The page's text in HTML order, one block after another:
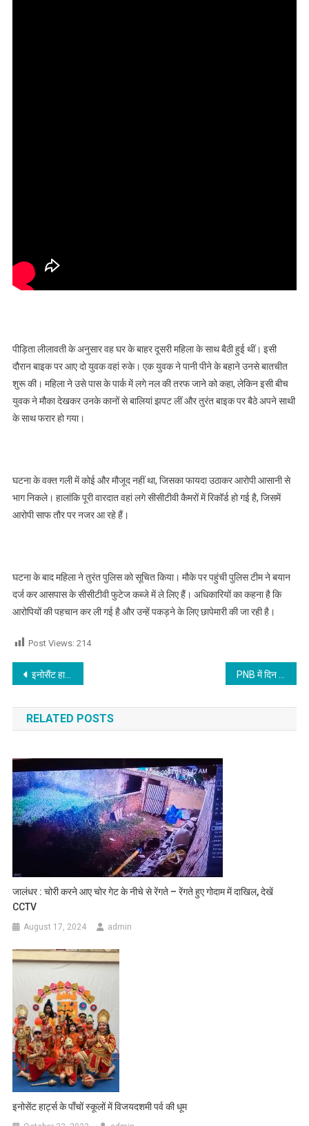
पीड़िता लीलावती के अनुसार वह घर के बाहर दूसरी महिला के साथ बैठी हुई थीं। इसी
दौरान बाइक पर आए दो युवक वहां रुके। एक युवक ने पानी पीने के बहाने उनसे बातचीत
शुरू की। महिला ने उसे पास के पार्क में लगे नल की तरफ जाने को कहा, लेकिन इसी बीच
युवक ने मौका देखकर उनके कानों से बालियां झपट लीं और तुरंत बाइक पर बैठे अपने साथी
के साथ फरार हो गया।
घटना के वक्त गली में कोई और मौजूद नहीं था, जिसका फायदा उठाकर आरोपी आसानी से
भाग निकले। हालांकि पूरी वारदात वहां लगे सीसीटीवी कैमरों में रिकॉर्ड हो गई है, जिसमें
आरोपी साफ तौर पर नजर आ रहे हैं।
घटना के बाद महिला ने तुरंत पुलिस को सूचित किया। मौके पर पहुंची पुलिस टीम ने बयान
दर्ज कर आसपास के सीसीटीवी फुटेज कब्जे में ले लिए हैं। अधिकारियों का कहना है कि
आरोपियों की पहचान कर ली गई है और उन्हें पकड़ने के लिए छापेमारी की जा रही है।
Post Views: 214
Post navigation
इनोसैंट हार्ट्स कॉलेज ऑफ एजुकेशन ने उत्कृष्ट परिणाम के साथ सुर्खियां बटोरीं
RELATED POSTS
जालंधर : चोरी करने आए चोर गेट के नीचे से रेंगते – रेंगते हुए गोदाम में दाखिल, देखें
CCTV
August 17, 2024 admin
इनोसेंट हार्ट्स के पाँचों स्कूलों में विजयदशमी पर्व की धूम